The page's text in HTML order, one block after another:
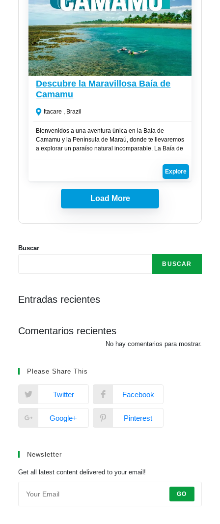
R$250
Descubre la Maravillosa Baía de
Camamu
Itacare , Brazil
Bienvenidos a una aventura única en la Baía de
Camamu y la Península de Maraú, donde te llevaremos
a explorar un paraíso natural incomparable. La Baía de
Camamu es la tercera mayor bahía en volumen de agua
de Brasil y alberga una asombrosa variedad de islas de
Explore
Load More
Buscar
BUSCAR
Entradas recientes
Comentarios recientes
No hay comentarios para mostrar.
Please Share This
Twitter Facebook
Google+ Pinterest
Newsletter
Get all latest content delivered to your email!
GO